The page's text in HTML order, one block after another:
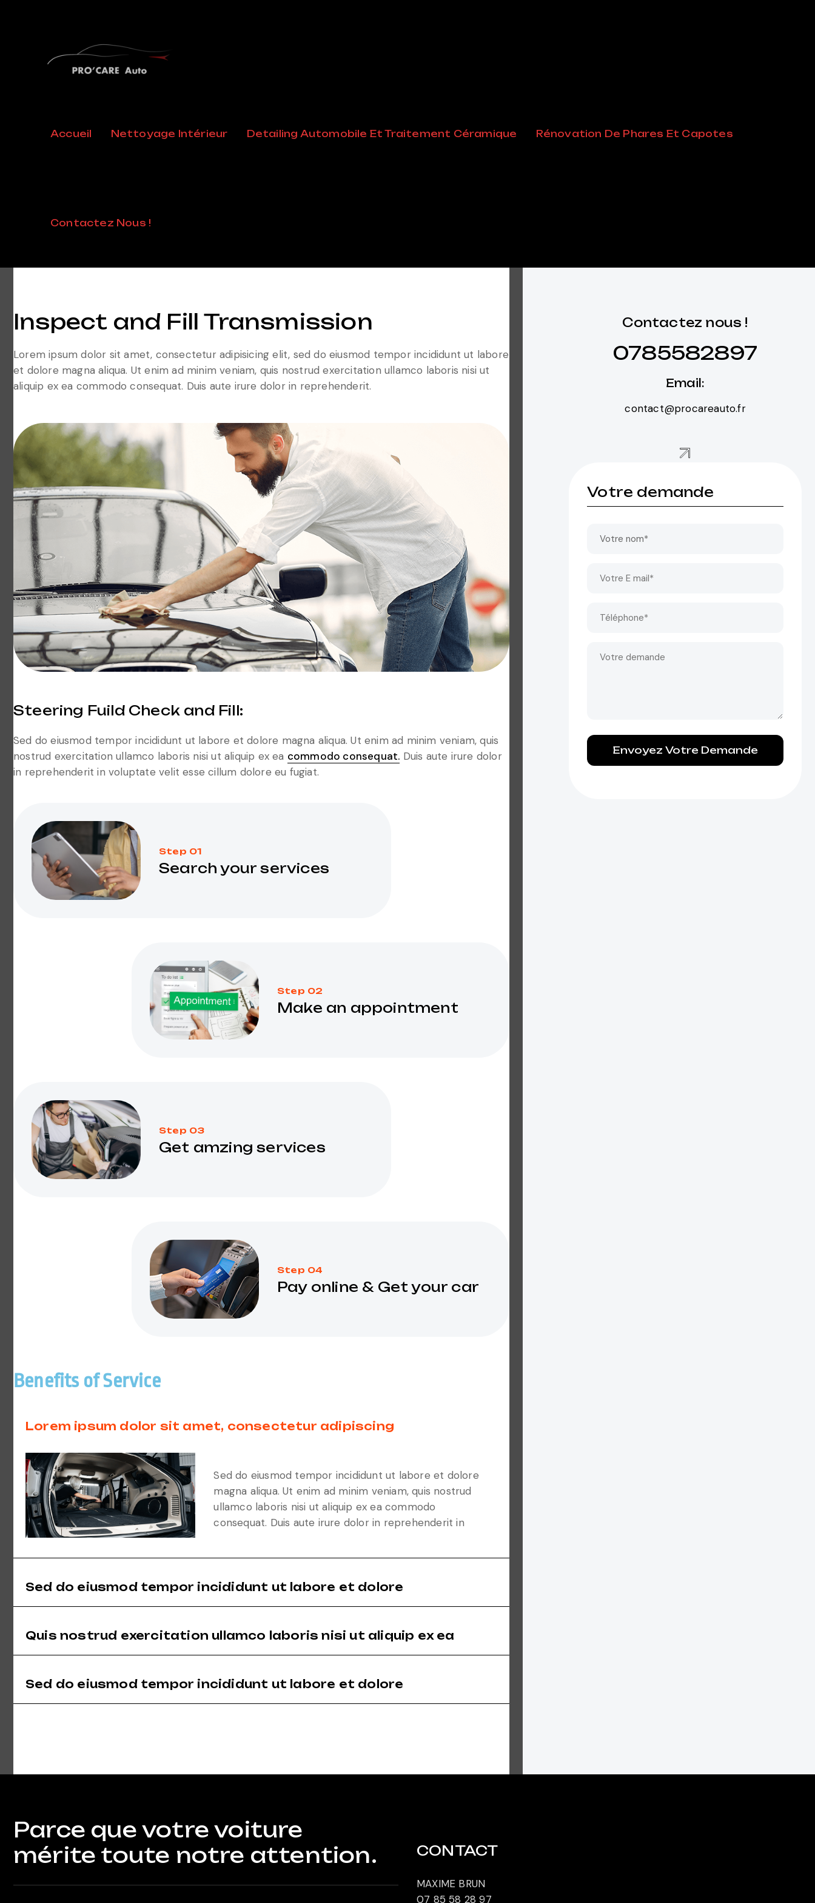
Accueil Nettoyage Intérieur Detailing Automobile Et Traitement Céramique Rénovation De Phares Et Capotes
Contactez Nous !
Full Services Wash
Inspect and Fill Transmission
Lorem ipsum dolor sit amet, consectetur adipisicing elit, sed do eiusmod tempor incididunt ut labore
et dolore magna aliqua. Ut enim ad minim veniam, quis nostrud exercitation ullamco laboris nisi ut
aliquip ex ea commodo consequat. Duis aute irure dolor in reprehenderit.
Steering Fuild Check and Fill:
Sed do eiusmod tempor incididunt ut labore et dolore magna aliqua. Ut enim ad minim veniam, quis
nostrud exercitation ullamco laboris nisi ut aliquip ex ea commodo consequat. Duis aute irure dolor
in reprehenderit in voluptate velit esse cillum dolore eu fugiat.
Step 01
Search your services
Step 02
Make an appointment
Step 03
Get amzing services
Step 04
Pay online & Get your car
Benefits of Service
Lorem ipsum dolor sit amet, consectetur adipiscing
Sed do eiusmod tempor incididunt ut labore et dolore
magna aliqua. Ut enim ad minim veniam, quis nostrud
ullamco laboris nisi ut aliquip ex ea commodo
consequat. Duis aute irure dolor in reprehenderit in
Sed do eiusmod tempor incididunt ut labore et dolore
Quis nostrud exercitation ullamco laboris nisi ut aliquip ex ea
Sed do eiusmod tempor incididunt ut labore et dolore
Contactez nous !
0785582897
Email:
contact@procareauto.fr
Votre demande
Parce que votre voiture
mérite toute notre attention.
CONTACT
MAXIME BRUN
07 85 58 28 97